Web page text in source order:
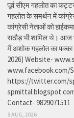
पूर्व सीएम गहलोत का
गहलोत के समर्थन में
कांग्रेसी नेताओं को
राठौड़ भी शामिल थे। आज
मैं अशोक गहलोत का
2026) Website-
www.facebook.com/
https://twitter.com/
Contact- 9829071511
8 AUG, 2026